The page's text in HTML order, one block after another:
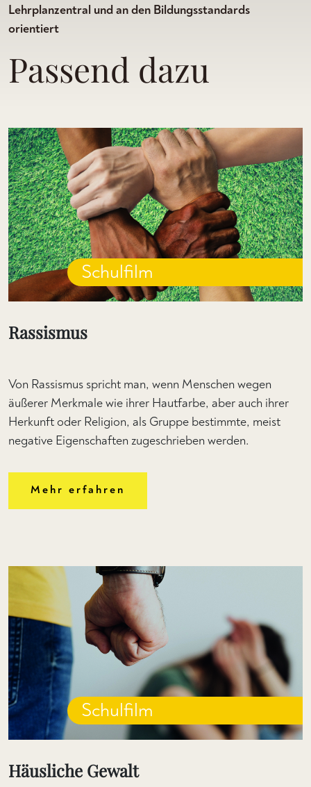
Lehrplanzentral und an den Bildungsstandards
orientiert
Passend dazu
Schulfilm
Rassismus
Von Rassismus spricht man, wenn Menschen wegen
äußerer Merkmale wie ihrer Hautfarbe, aber auch ihrer
Herkunft oder Religion, als Gruppe bestimmte, meist
negative Eigenschaften zugeschrieben werden.
Mehr erfahren
Schulfilm
Häusliche Gewalt